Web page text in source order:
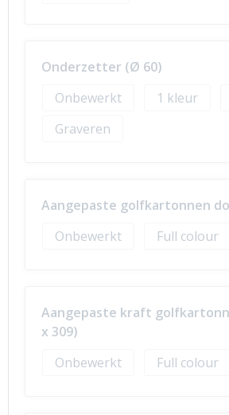
Onderzetter (Ø 60)
Onbewerkt
1
Graveren
Aangepaste golfkartonnen
Onbewerkt
Full colour
Aangepaste kraft
x 309)
Onbewerkt
Full colour